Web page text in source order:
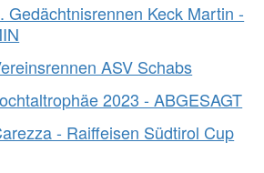
Gedächtnisrennen Keck Martin -
ASV Schabs
2023 - ABGESAGT
- Raiffeisen Südtirol Cup